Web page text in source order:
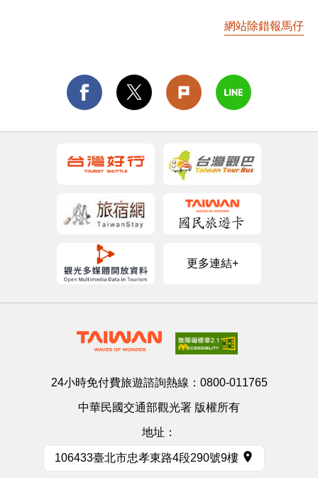
網站除錯報馬仔
更多連結+
24小時免付費旅遊諮詢熱線： 0800-011765
中華民國交通部觀光署 版權所有
地址：
106433臺北市忠孝東路4段290號9樓